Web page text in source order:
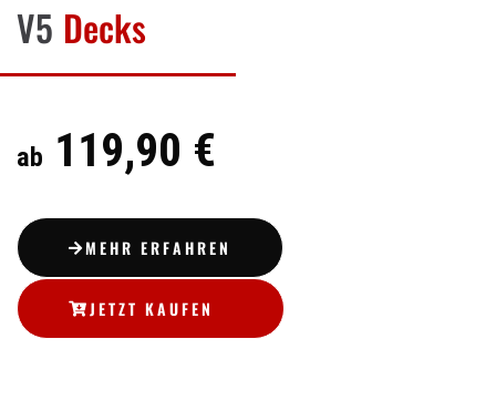
V5 Decks
ab 119,90 €
MEHR ERFAHREN
JETZT KAUFEN